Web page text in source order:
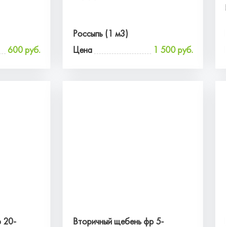
600 руб.
Россыпь (1 м3)
Цена
1 500 руб.
20-
Вторичный щебень фр 5-